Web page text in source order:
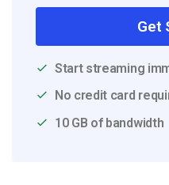
Get
Start streaming
No credit card
10 GB of bandwidth